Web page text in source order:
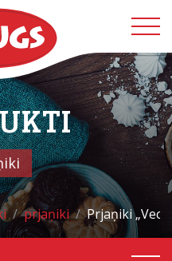
prjaņiki Prjaņiki